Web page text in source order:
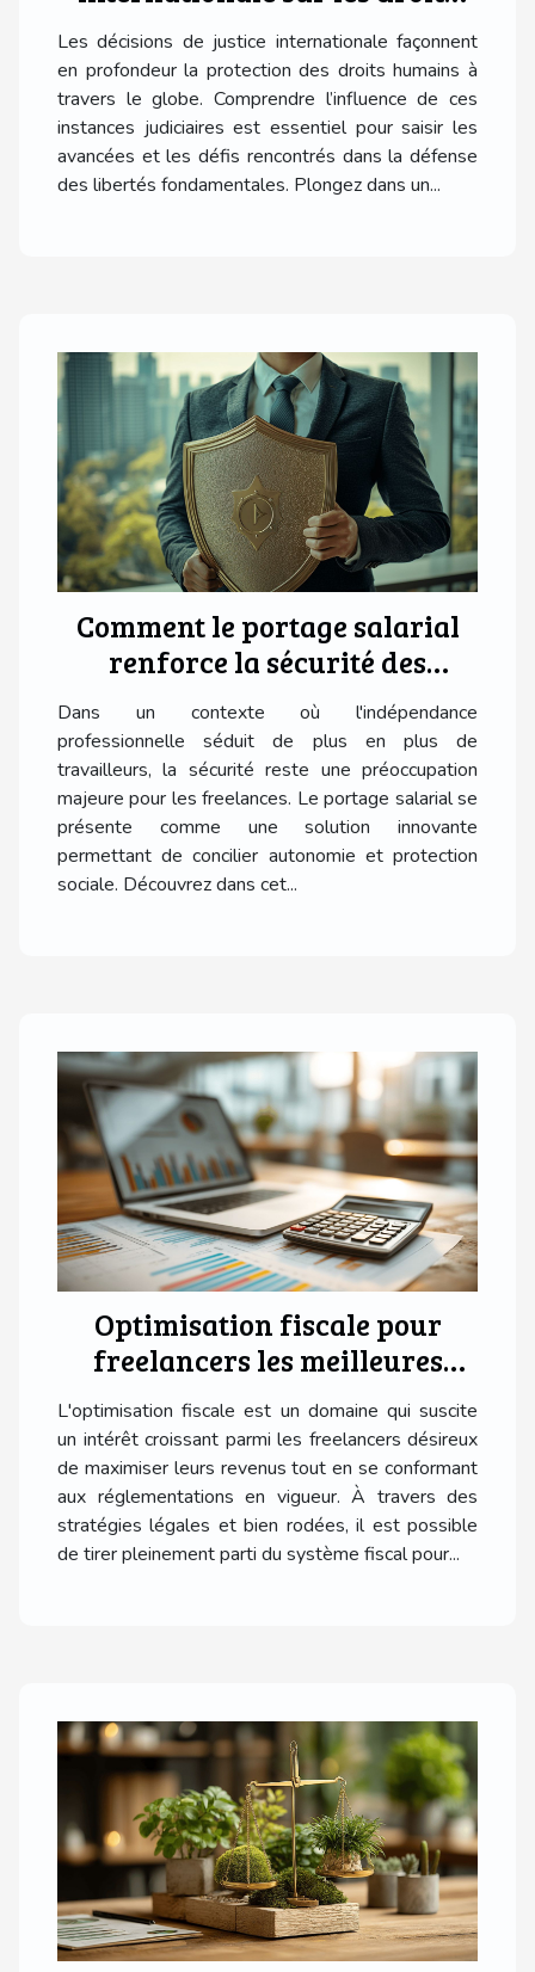
humains
Les décisions de justice internationale façonnent
en profondeur la protection des droits humains à
travers le globe. Comprendre l’influence de ces
instances judiciaires est essentiel pour saisir les
avancées et les défis rencontrés dans la défense
des libertés fondamentales. Plongez dans un...
Comment le portage salarial
renforce la sécurité des
freelances
Dans un contexte où l'indépendance
professionnelle séduit de plus en plus de
travailleurs, la sécurité reste une préoccupation
majeure pour les freelances. Le portage salarial se
présente comme une solution innovante
permettant de concilier autonomie et protection
sociale. Découvrez dans cet...
Optimisation fiscale pour
freelancers les meilleures
pratiques légales
L'optimisation fiscale est un domaine qui suscite
un intérêt croissant parmi les freelancers désireux
de maximiser leurs revenus tout en se conformant
aux réglementations en vigueur. À travers des
stratégies légales et bien rodées, il est possible
de tirer pleinement parti du système fiscal pour...